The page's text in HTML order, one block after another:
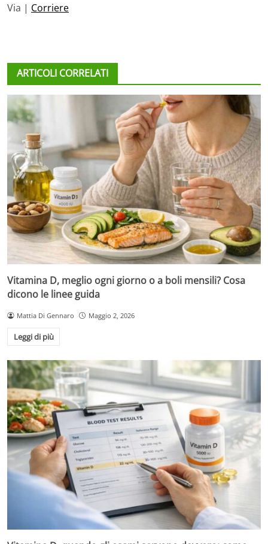
Via | Corriere
ARTICOLI CORRELATI
Vitamina D, meglio ogni giorno o a boli mensili? Cosa
dicono le linee guida
Mattia Di Gennaro Maggio 2, 2026
Leggi di più